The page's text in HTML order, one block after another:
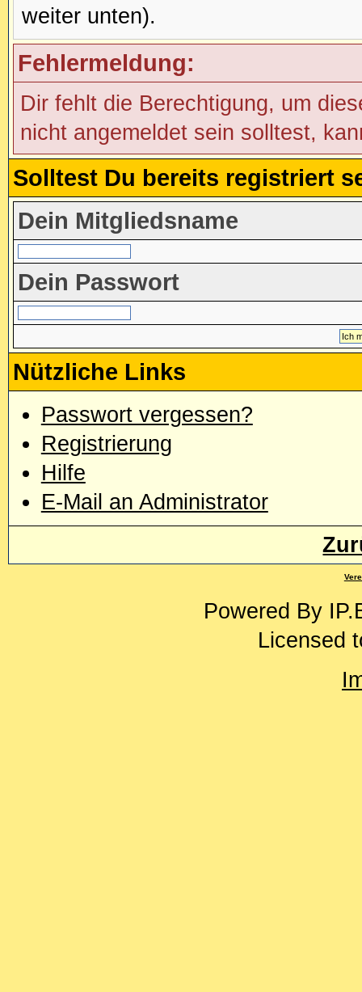
weiter unten).
Fehlermeldung:
Dir fehlt die Berechtigung, um
nicht angemeldet sein solltest,
Solltest Du bereits registriert
Dein Mitgliedsname
Dein Passwort
Nützliche Links
Passwort vergessen?
Registrierung
Hilfe
E-Mail an Administrator
Powered By
Licensed